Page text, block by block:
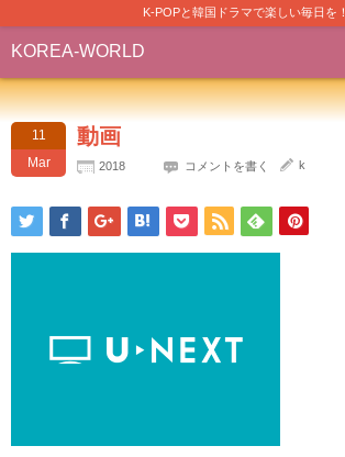
K-POPと韓国ドラマで楽しい毎日を！
KOREA-WORLD
11
Mar
動画
2018 コメントを書く k